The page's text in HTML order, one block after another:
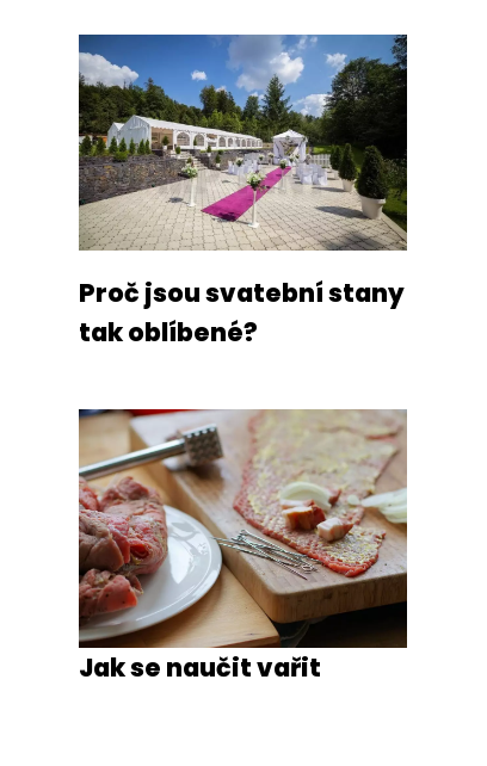
Proč jsou svatební stany
tak oblíbené?
Jak se naučit vařit